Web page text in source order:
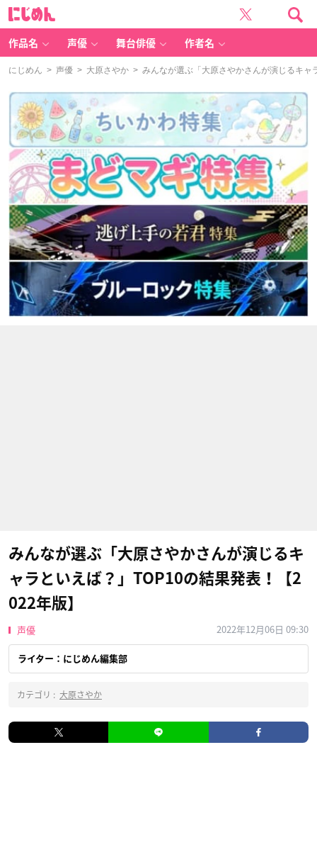
作品名 声優 舞台俳優 作者名
にじめん > 声優 > 大原さやか > みんなが選ぶ「大原さやかさんが演じるキ
みんなが選ぶ「大原さやかさんが演じるキ
ャラといえば？」TOP10の結果発表！【2
022年版】
声優 2022年12月06日 09:30
ライター：にじめん編集部
カテゴリ : 大原さやか